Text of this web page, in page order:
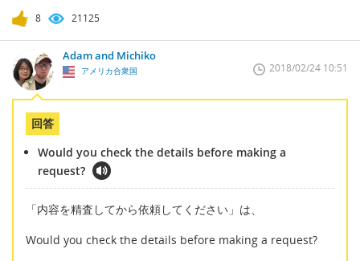
8 21125
Adam and Michiko
アメリカ合衆国 2018/02/24 10:51
回答
Would you check the details before making a
request?
「内容を精査してから依頼してください」は、
Would you check the details before making a request?